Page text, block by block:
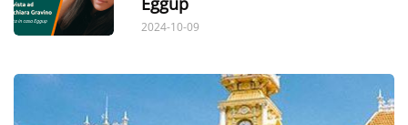
2024-10-09